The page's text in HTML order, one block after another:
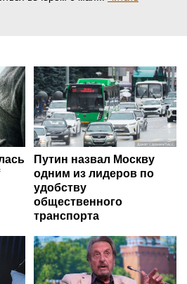
Путин назвал Москву
одним из лидеров по
удобству
общественного
транспорта